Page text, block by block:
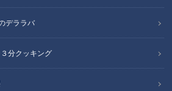
デララバ
分クッキング